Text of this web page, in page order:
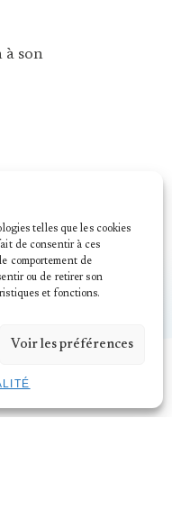
telles que les cookies
de consentir à ces
comportement de
ou de retirer son
et fonctions.
Voir les préférences
à son